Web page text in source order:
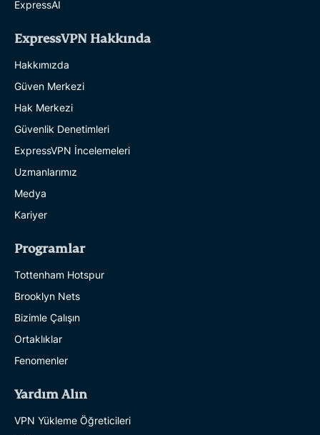
ExpressAI
ExpressVPN Hakkında
Hakkımızda
Güven Merkezi
Hak Merkezi
Güvenlik Denetimleri
ExpressVPN İncelemeleri
Uzmanlarımız
Medya
Kariyer
Programlar
Tottenham Hotspur
Brooklyn Nets
Bizimle Çalışın
Ortaklıklar
Fenomenler
Yardım Alın
VPN Yükleme Öğreticileri